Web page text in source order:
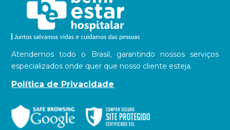
Atendemos todo o Brasil, garantindo nossos serviços
especializados onde quer que nosso cliente esteja.
Política de Privacidade